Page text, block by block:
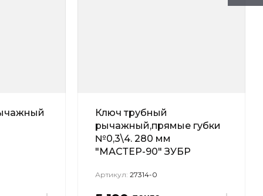
Ключ трубный
рычажный,прямые губки
№0,3\4. 280 мм
"МАСТЕР-90" ЗУБР
Артикул: 27314-0